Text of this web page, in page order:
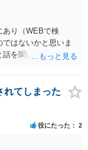
める、裁判所に仮
対応が考えられま
あり（WEBで検
はないかと思いま
話を聞いてくれる
、御相談の案件につ
。相手にしない方が
は現実的には難しい
れてしまった
役にたった 2